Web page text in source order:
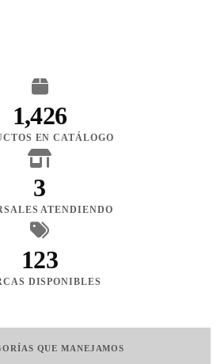
1,426
EN CATÁLOGO
3
ATENDIENDO
123
DISPONIBLES
QUE MANEJAMOS